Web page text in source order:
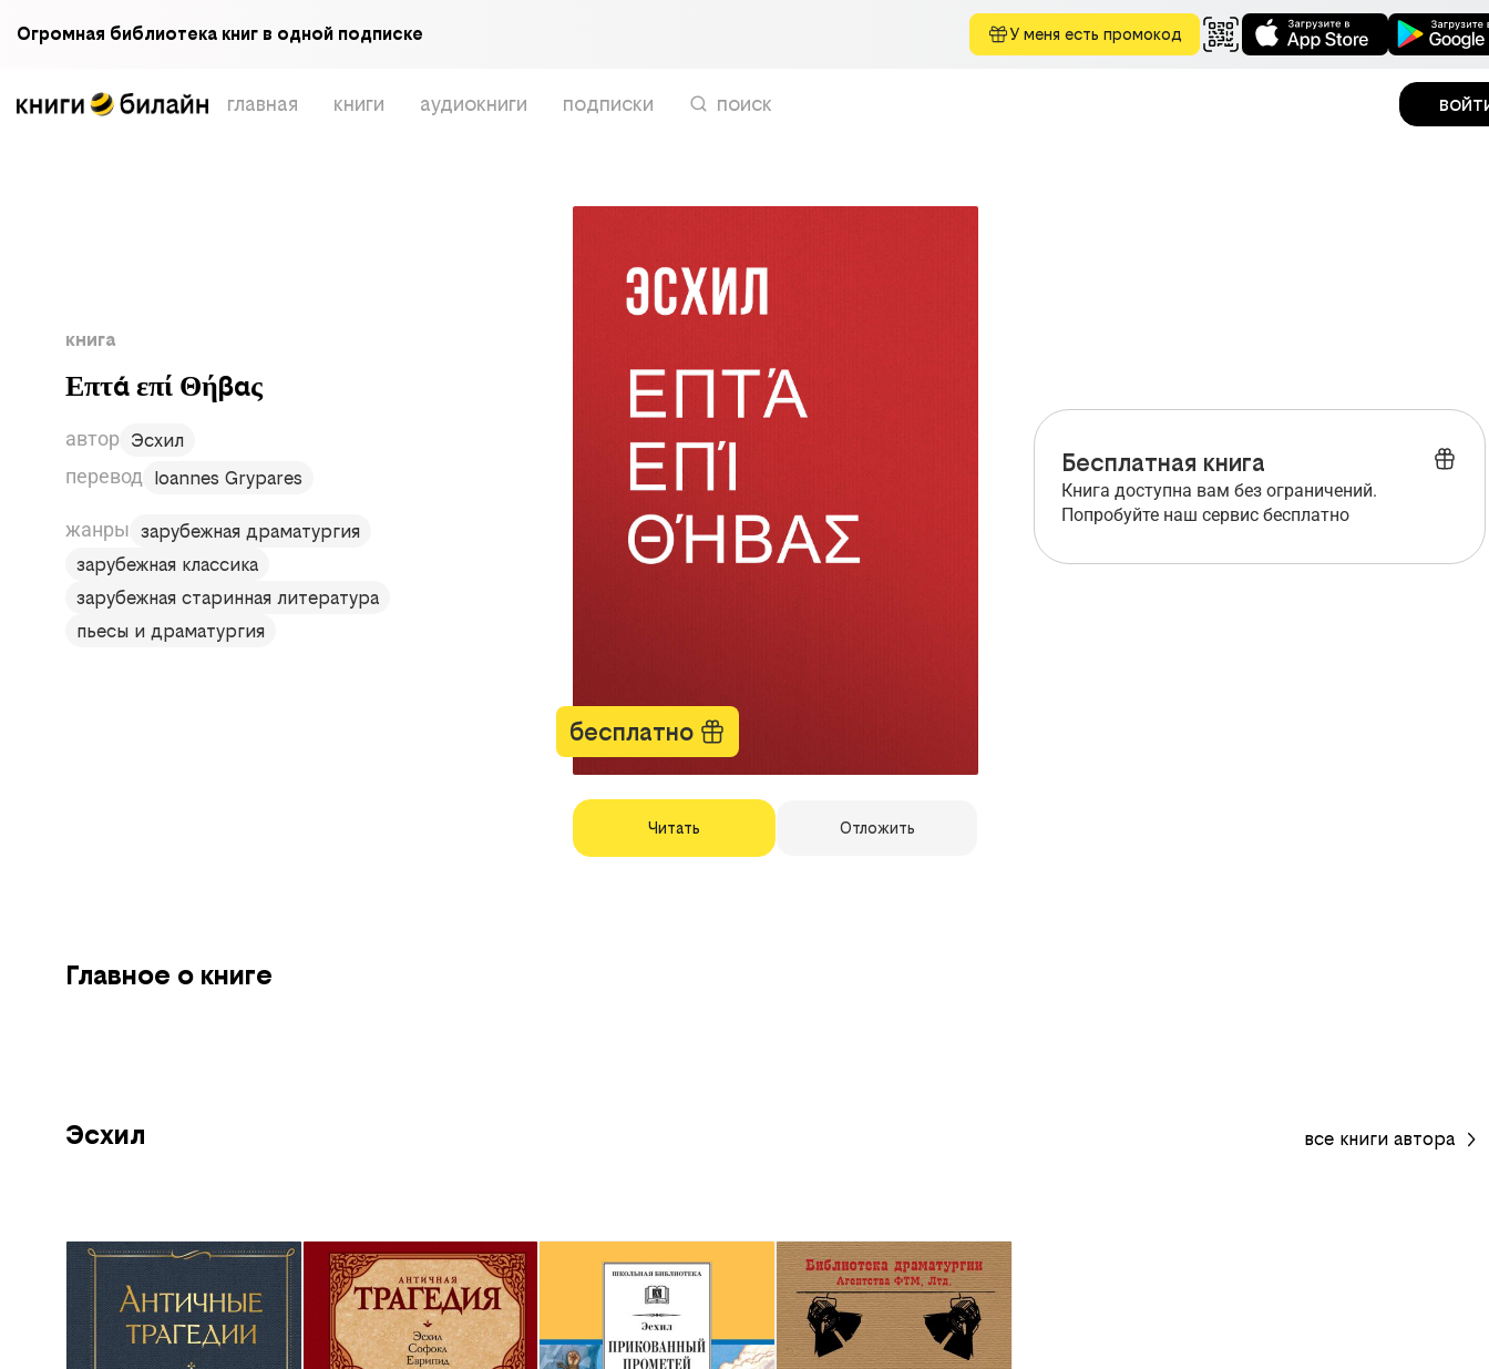
Огромная библиотека книг в одной подписке У меня есть промокод
главная книги аудиокниги подписки поиск
книга
Επτά επί Θήβας
автор Эсхил
перевод Ioannes Grypares
жанры зарубежная драматургия
зарубежная классика
зарубежная старинная литература
пьесы и драматургия
бесплатно
Читать Отложить
Бесплатная книга
Книга доступна вам без ограничений.
Попробуйте наш сервис бесплатно
Главное о книге
Эсхил все книги автора